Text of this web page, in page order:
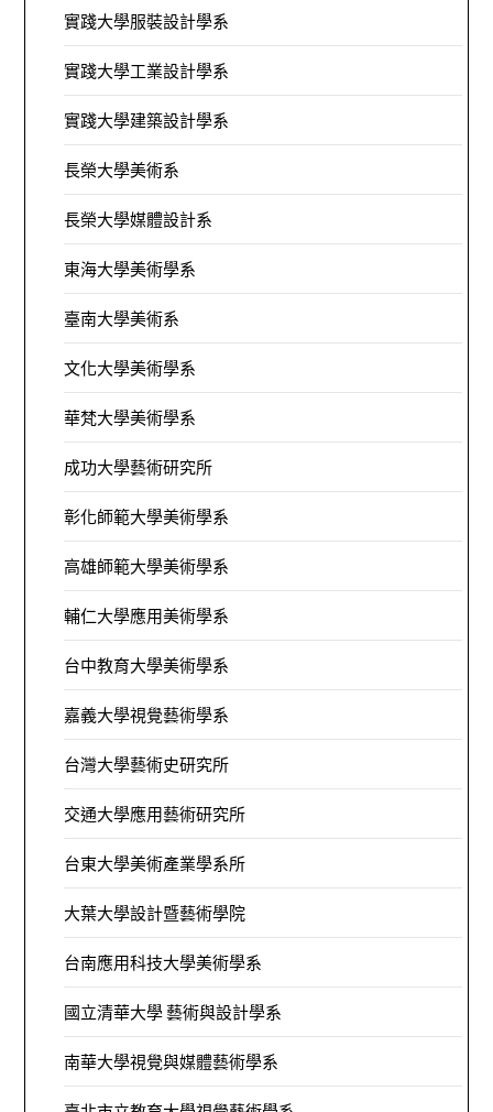
實踐大學服裝設計學系
實踐大學工業設計學系
實踐大學建築設計學系
長榮大學美術系
長榮大學媒體設計系
東海大學美術學系
臺南大學美術系
文化大學美術學系
華梵大學美術學系
成功大學藝術研究所
彰化師範大學美術學系
高雄師範大學美術學系
輔仁大學應用美術學系
台中教育大學美術學系
嘉義大學視覺藝術學系
台灣大學藝術史研究所
交通大學應用藝術研究所
台東大學美術產業學系所
大葉大學設計暨藝術學院
台南應用科技大學美術學系
國立清華大學 藝術與設計學系
南華大學視覺與媒體藝術學系